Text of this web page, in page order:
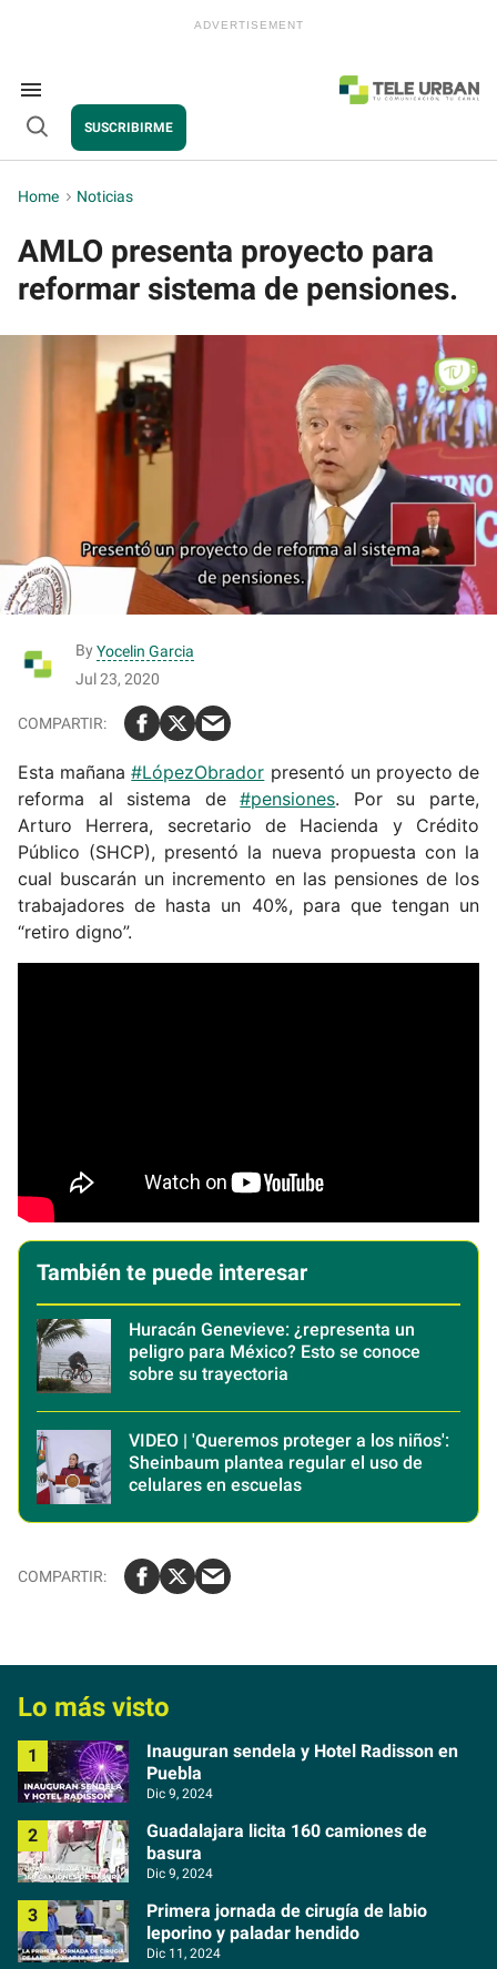
Search
&
Section
Navigation
Open
SUSCRIBIRME
Home > Noticias
AMLO presenta proyecto para
reformar sistema de pensiones.
By Yocelin Garcia
Jul 23, 2020
Esta mañana#LópezObrador presentó un proyecto de
reforma al sistema de#pensiones. Por su parte,
Arturo Herrera, secretario de Hacienda y Crédito
Público (SHCP), presentó la nueva propuesta con la
cual buscarán un incremento en las pensiones de los
trabajadores de hasta un 40%, para que tengan un
“retiro digno”.
También te puede interesar
Huracán Genevieve: ¿representa un
peligro para México? Esto se conoce
sobre su trayectoria
VIDEO | 'Queremos proteger a los niños':
Sheinbaum plantea regular el uso de
celulares en escuelas
Lo más visto
Inauguran sendela y Hotel Radisson en
Puebla
Dic 9, 2024
Guadalajara licita 160 camiones de
basura
Dic 9, 2024
Primera jornada de cirugía de labio
leporino y paladar hendido
Dic 11, 2024